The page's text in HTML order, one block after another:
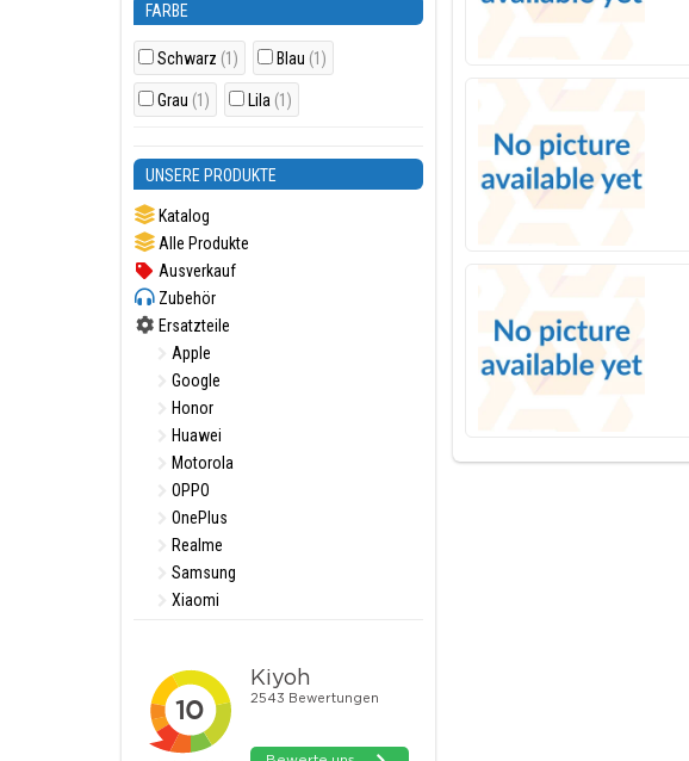
FARBE
Schwarz (1) Blau (1)
Grau (1) Lila (1)
UNSERE PRODUKTE
Katalog
Alle Produkte
Ausverkauf
Zubehör
Ersatzteile
Apple
Google
Honor
Huawei
Motorola
OPPO
OnePlus
Realme
Samsung
Xiaomi